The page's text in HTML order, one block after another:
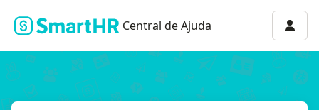
Central de Ajuda